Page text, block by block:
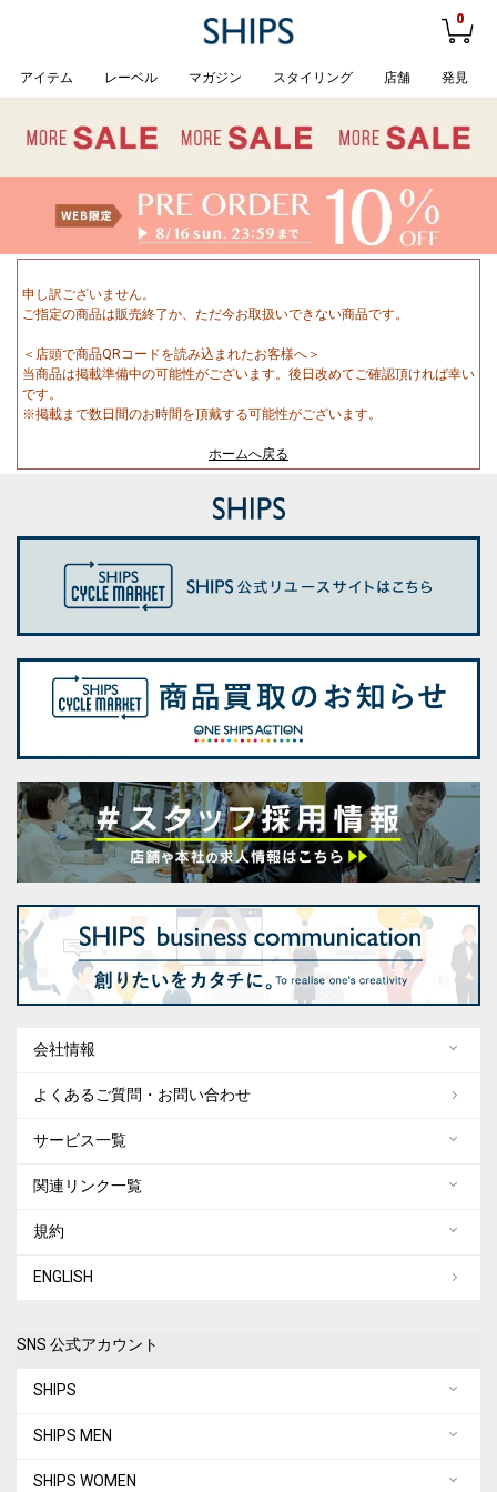
0
アイテム レーベル マガジン スタイリング 店舗 発見
申し訳ございません。
ご指定の商品は販売終了か、ただ今お取扱いできない商品です。
＜店頭で商品QRコードを読み込まれたお客様へ＞
当商品は掲載準備中の可能性がございます。後日改めてご確認頂ければ幸い
です。
※掲載まで数日間のお時間を頂戴する可能性がございます。
ホームへ戻る
会社情報
よくあるご質問・お問い合わせ
サービス一覧
関連リンク一覧
規約
ENGLISH
SNS 公式アカウント
SHIPS
SHIPS MEN
SHIPS WOMEN